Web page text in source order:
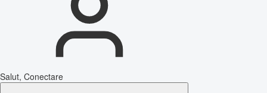
Salut, Conectare